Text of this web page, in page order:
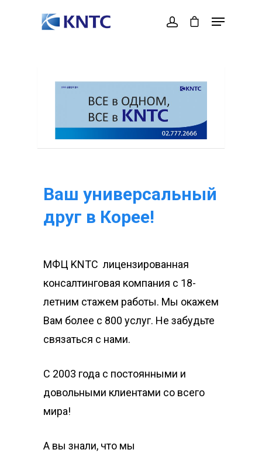
Ваш универсальный
друг в Корее!
МФЦ KNTC лицензированная
консалтинговая компания с 18-
летним стажем работы. Мы окажем
Вам более с 800 услуг. Не забудьте
связаться с нами.
С 2003 года с постоянными и
довольными клиентами со всего
мира!
А вы знали, что мы